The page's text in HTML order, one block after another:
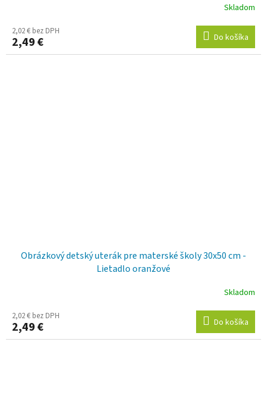
Skladom
2,02 € bez DPH
2,49 € Do košíka
Obrázkový detský uterák pre materské školy 30x50 cm -
Lietadlo oranžové
Skladom
2,02 € bez DPH
2,49 € Do košíka